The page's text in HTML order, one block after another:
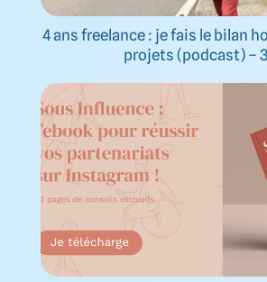
4 ans freelance : je fais le bilan
projets (podcast) –